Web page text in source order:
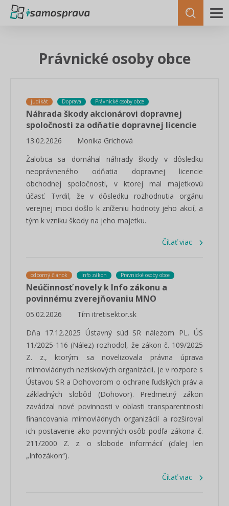
Právnické osoby obce
judikát Doprava Právnické osoby obce
Náhrada škody akcionárovi dopravnej
spoločnosti za odňatie dopravnej licencie
13.02.2026
Monika Grichová
Žalobca sa domáhal náhrady škody v dôsledku
neoprávneného odňatia dopravnej licencie
obchodnej spoločnosti, v ktorej mal majetkovú
účasť. Tvrdil, že v dôsledku rozhodnutia orgánu
verejnej moci došlo k zníženiu hodnoty jeho akcií, a
tým k vzniku škody na jeho majetku.
Čítať viac
odborný článok Info zákon Právnické osoby obce
Neúčinnosť novely k Info zákonu a
povinnému zverejňovaniu MNO
05.02.2026
Tím itretisektor.sk
Dňa 17.12.2025 Ústavný súd SR nálezom PL. ÚS
11/2025-116 (Nález) rozhodol, že zákon č. 109/2025
Z. z., ktorým sa novelizovala právna úprava
mimovládnych neziskových organizácií, je v rozpore s
Ústavou SR a Dohovorom o ochrane ľudských práv a
základných slobôd (Dohovor). Predmetný zákon
zavádzal nové povinnosti v oblasti transparentnosti
financovania mimovládnych organizácií a rozširoval
ich postavenie ako povinných osôb podľa zákona č.
211/2000 Z. z. o slobode informácií (ďalej len
„Infozákon“).
Čítať viac